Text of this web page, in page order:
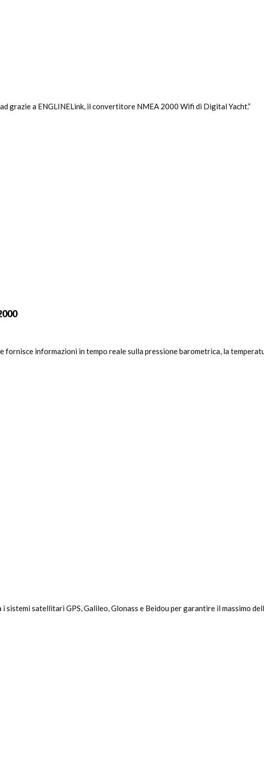
grazie a ENGLINELink, il convertitore NMEA 2000 Wifi di Digital Yacht.”
informazioni in tempo reale sulla pressione barometrica, la
sistemi satellitari GPS, Galileo, Glonass e Beidou per garantire il massimo